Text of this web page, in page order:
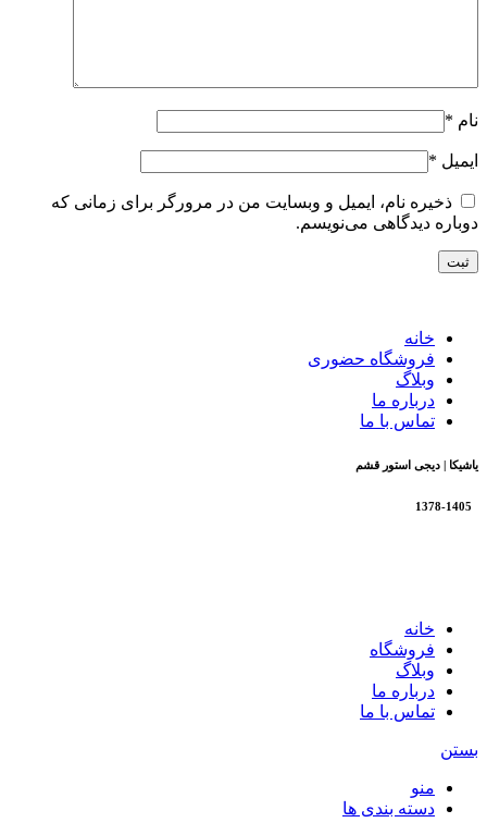
نام *
ایمیل *
ذخیره نام، ایمیل و وبسایت من در مرورگر برای زمانی که
دوباره دیدگاهی می‌نویسم.
خانه
فروشگاه حضوری
وبلاگ
درباره ما
تماس با ما
یاشیکا | دیجی استور قشم
خانه
فروشگاه
وبلاگ
درباره ما
تماس با ما
بستن
منو
دسته بندی ها